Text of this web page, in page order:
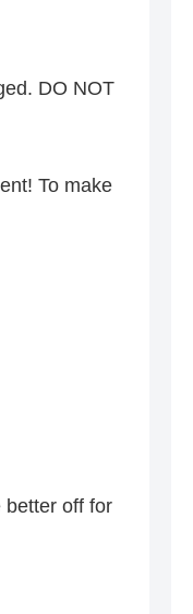
DO NOT
To make
better off for